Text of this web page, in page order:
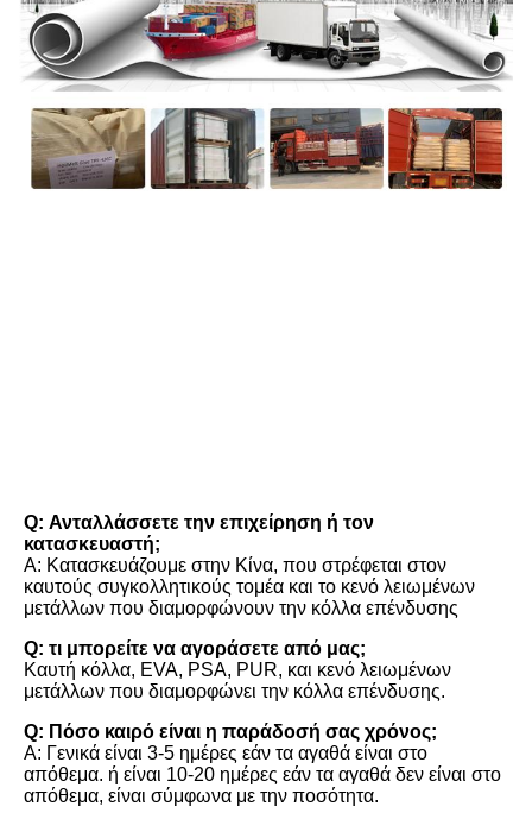
Q: Ανταλλάσσετε την επιχείρηση ή τον
κατασκευαστή;
Α: Κατασκευάζουμε στην Κίνα, που στρέφεται στον
καυτούς συγκολλητικούς τομέα και το κενό λειωμένων
μετάλλων που διαμορφώνουν την κόλλα επένδυσης
Q: τι μπορείτε να αγοράσετε από μας;
Καυτή κόλλα, EVA, PSA, PUR, και κενό λειωμένων
μετάλλων που διαμορφώνει την κόλλα επένδυσης.
Q: Πόσο καιρό είναι η παράδοσή σας χρόνος;
Α: Γενικά είναι 3-5 ημέρες εάν τα αγαθά είναι στο
απόθεμα. ή είναι 10-20 ημέρες εάν τα αγαθά δεν είναι στο
απόθεμα, είναι σύμφωνα με την ποσότητα.